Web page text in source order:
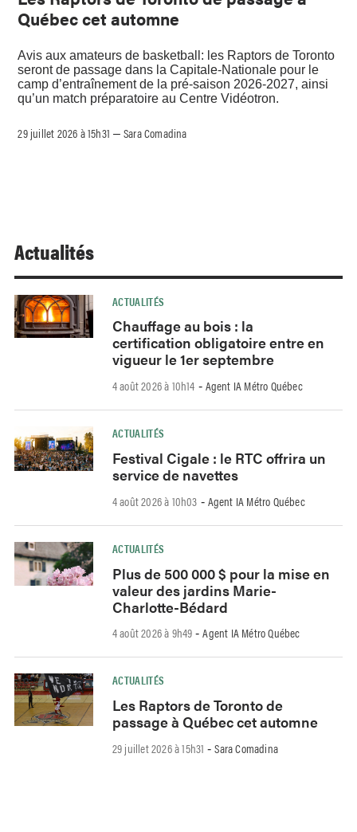
Québec cet automne
Avis aux amateurs de basketball: les Raptors de Toronto
seront de passage dans la Capitale-Nationale pour le
camp d’entraînement de la pré-saison 2026-2027, ainsi
qu’un match préparatoire au Centre Vidéotron.
29 juillet 2026 à 15h31 –Sara Comadina
Actualités
ACTUALITÉS
Chauffage au bois : la
certification obligatoire entre en
vigueur le 1er septembre
4 août 2026 à 10h14 - Agent IA Métro Québec
ACTUALITÉS
Festival Cigale : le RTC offrira un
service de navettes
4 août 2026 à 10h03 - Agent IA Métro Québec
ACTUALITÉS
Plus de 500 000 $ pour la mise en
valeur des jardins Marie-
Charlotte-Bédard
4 août 2026 à 9h49 -Agent IA Métro Québec
ACTUALITÉS
Les Raptors de Toronto de
passage à Québec cet automne
29 juillet 2026 à 15h31 -Sara Comadina